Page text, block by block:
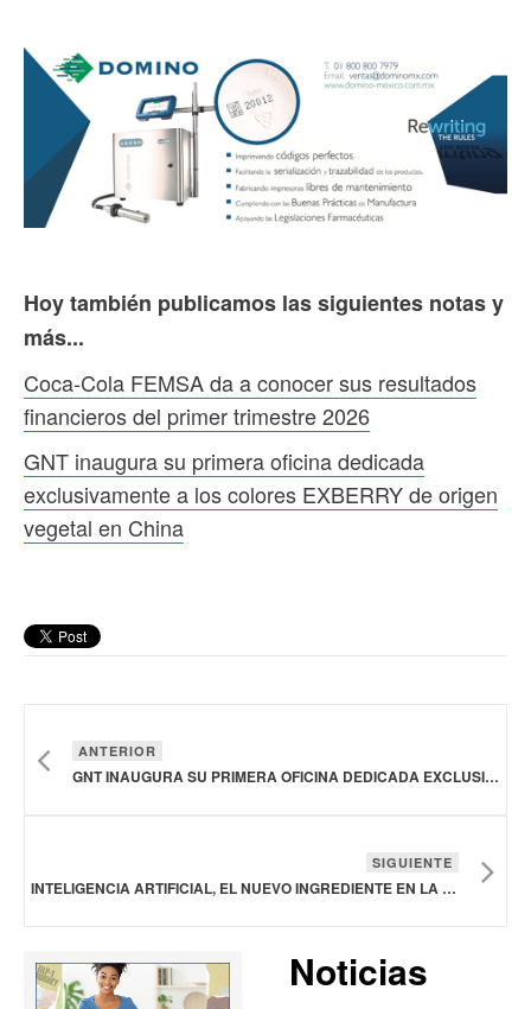
Hoy también publicamos las siguientes notas y
más...
Coca-Cola FEMSA da a conocer sus resultados
financieros del primer trimestre 2026
GNT inaugura su primera oficina dedicada
exclusivamente a los colores EXBERRY de origen
vegetal en China
ANTERIOR
GNT INAUGURA SU PRIMERA OFICINA DEDICADA EXCLUSIVAMENTE A LOS COLORES EXBERRY DE ORIGEN VEGETAL EN CHINA
SIGUIENTE
INTELIGENCIA ARTIFICIAL, EL NUEVO INGREDIENTE EN LA INDUSTRIA PANIFICADORA
Noticias